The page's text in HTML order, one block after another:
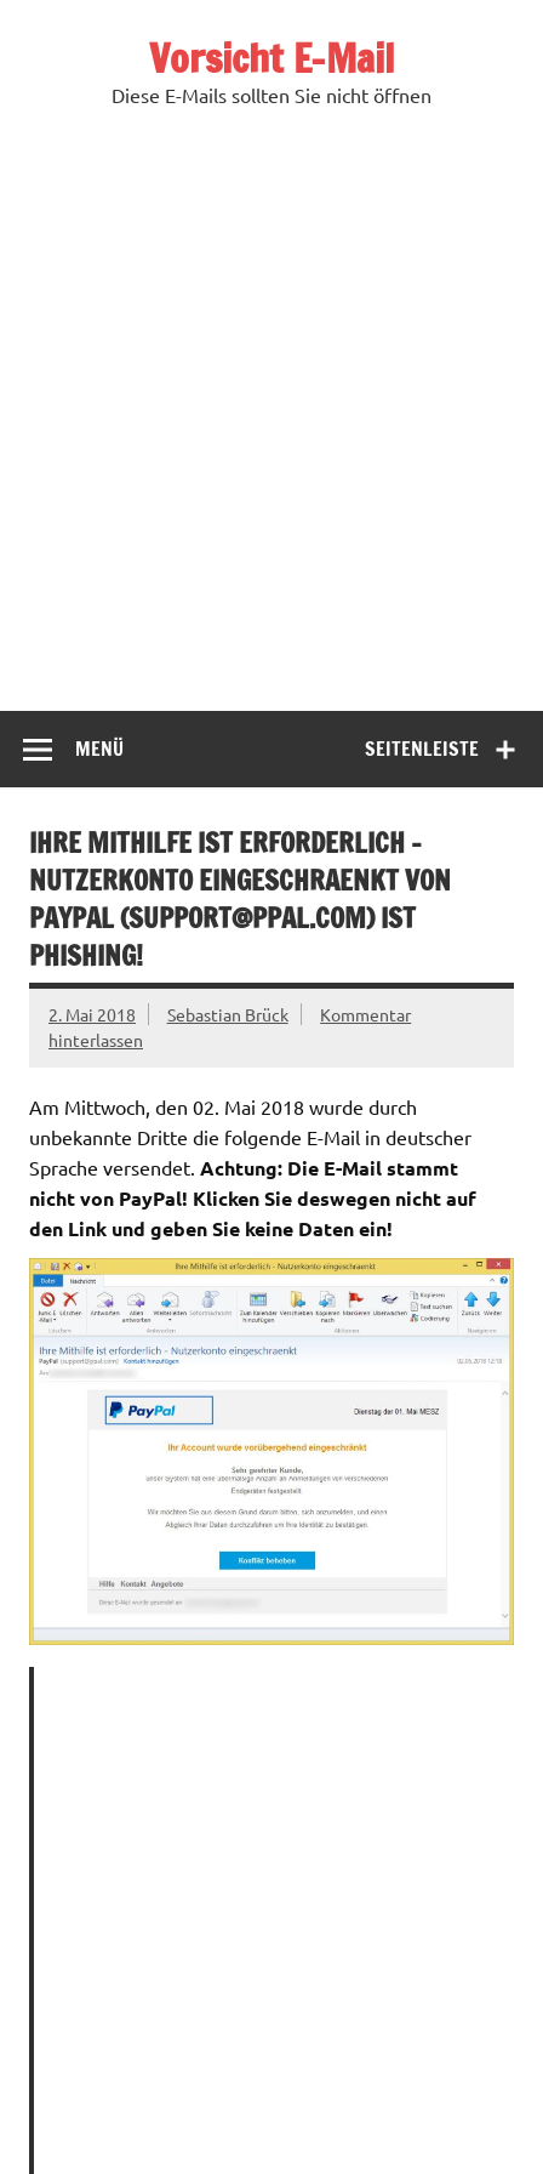
Vorsicht E-Mail
Diese E-Mails sollten Sie nicht öffnen
SEITENLEISTE
MENÜ
IHRE MITHILFE IST ERFORDERLICH –
NUTZERKONTO EINGESCHRAENKT VON
PAYPAL (SUPPORT@PPAL.COM) IST
PHISHING!
2. Mai 2018 Sebastian Brück
Kommentar
hinterlassen
Am Mittwoch, den 02. Mai 2018 wurde durch
unbekannte Dritte die folgende E-Mail in deutscher
Sprache versendet. Achtung: Die E-Mail stammt
nicht von PayPal! Klicken Sie deswegen nicht auf
den Link und geben Sie keine Daten ein!